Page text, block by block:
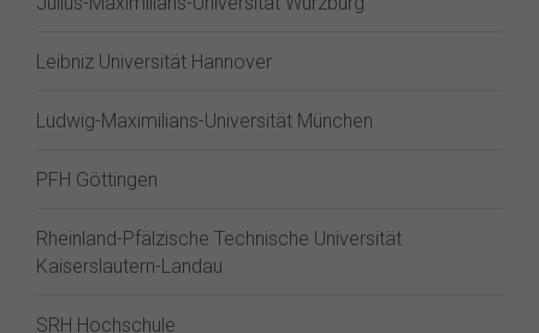
Leibniz Universität Hannover
Ludwig-Maximilians-Universität München
PFH Göttingen
Rheinland-Pfälzische Technische Universität
Kaiserslautern-Landau
SRH Hochschule